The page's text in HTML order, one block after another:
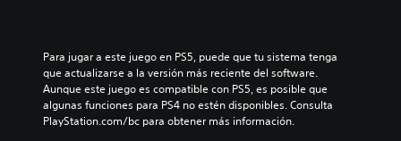
Para jugar a este juego en PS5, puede que tu sistema tenga
que actualizarse a la versión más reciente del software.
Aunque este juego es compatible con PS5, es posible que
algunas funciones para PS4 no estén disponibles. Consulta
PlayStation.com/bc para obtener más información.